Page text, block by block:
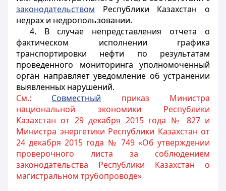
законодательством Республики Казахстан о
недрах и недропользовании.
4. В случае непредставления отчета о
фактическом исполнении графика
транспортировки нефти по результатам
проведенного мониторинга уполномоченный
орган направляет уведомление об устранении
выявленных нарушений.
См.: Совместный приказ Министра
национальной экономики Республики
Казахстан от 29 декабря 2015 года № 827 и
Министра энергетики Республики Казахстан от
24 декабря 2015 года № 749 «Об утверждении
проверочного листа за соблюдением
законодательства Республики Казахстан о
магистральном трубопроводе»